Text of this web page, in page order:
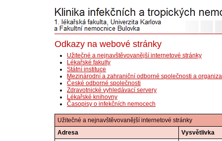
Odkazy na webové stránky
Užitečné a nejnavštěvovanější internetové stránky
Lékařské fakulty
Státní instituce
Mezinárodní a zahraniční odborné společnosti a
České odborné společnosti
Zdravotnické vyhledávací servery
Lékařské knihovny
Časopisy o infekčních nemocech
Užitečné a nejnavštěvovanější internetové stránky
Adresa
Vysvětlivka